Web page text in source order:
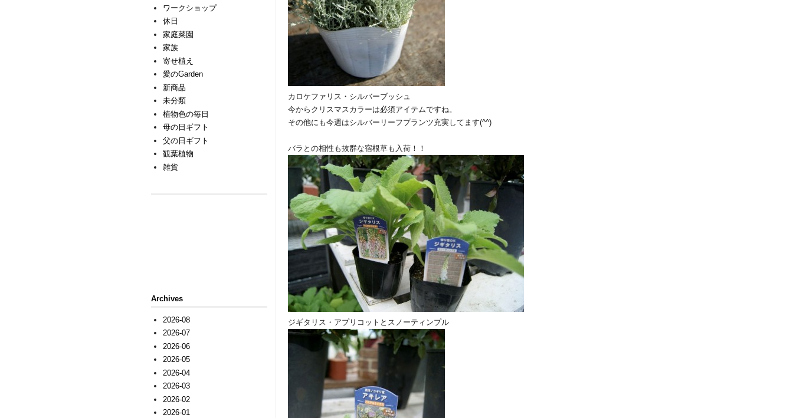
カロケファリス・シルバーブッシュ
今からクリスマスカラーは必須アイテムですね。
その他にも今週はシルバーリーフプランツ充実してます(^^)
バラとの相性も抜群な宿根草も入荷！！
ジギタリス・アプリコットとスノーティンプル
ワークショップ
休日
家庭菜園
家族
寄せ植え
愛のGarden
新商品
未分類
植物色の毎日
母の日ギフト
父の日ギフト
観葉植物
雑貨
Archives
2026-08
2026-07
2026-06
2026-05
2026-04
2026-03
2026-02
2026-01